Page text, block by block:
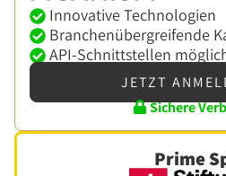
Innovative Technologien
Branchenübergreifende
API-Schnittstellen
JETZT
Sichere
Prime